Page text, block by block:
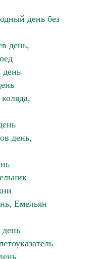
день без
день,
день,
Емельян